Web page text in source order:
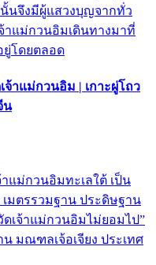
นจึงมีผู้แสวงบุญจากทั่ว
าแม่กวนอิมเดินทางมาที่
ยู่โดยตลอด
าแม่กวนอิม | เกาะผู่โถว
น
แม่กวนอิมทะเลใต้ เป็น
มตรรวมฐาน ประดิษฐาน
เจ้าแม่กวนอิมไม่ยอมไป”
มณฑลเจ้อเจียง ประเทศ